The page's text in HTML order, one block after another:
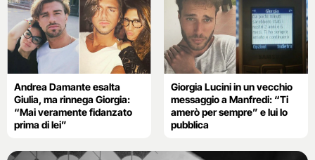
Andrea Damante esalta
Giulia, ma rinnega Giorgia:
“Mai veramente fidanzato
prima di lei”
Giorgia Lucini in un vecchio
messaggio a Manfredi: “Ti
amerò per sempre” e lui lo
pubblica